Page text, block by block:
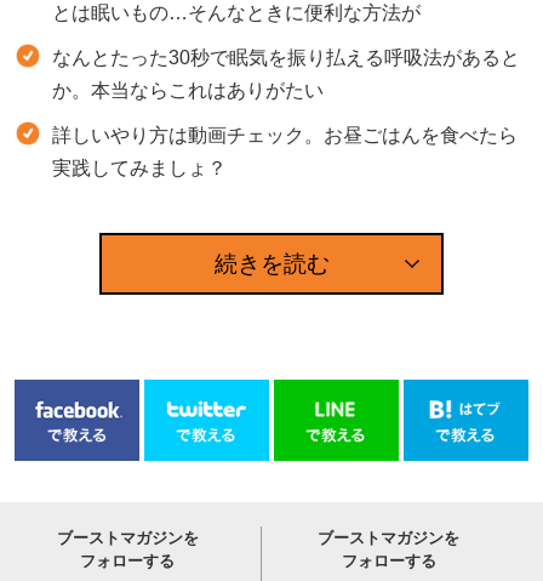
とは眠いもの…そんなときに便利な方法が
なんとたった30秒で眠気を振り払える呼吸法があると
か。本当ならこれはありがたい
詳しいやり方は動画チェック。お昼ごはんを食べたら
実践してみましょ？
続きを読む
ブーストマガジンを
フォローする
ブーストマガジンを
フォローする